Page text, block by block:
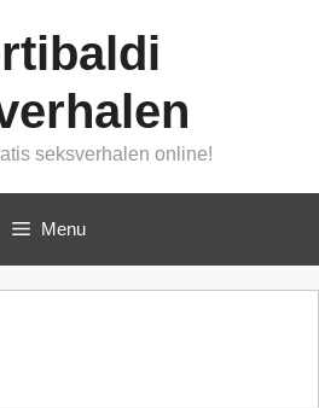
seksverhalen online!
Menu